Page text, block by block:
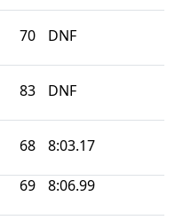
70 DNF
83 DNF
68 8:03.17
69 8:06.99